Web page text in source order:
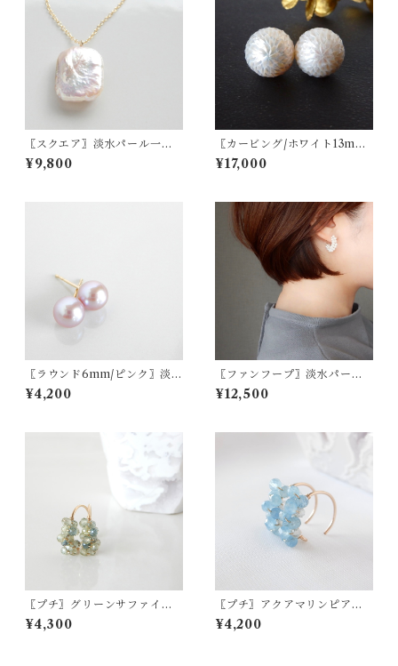
〖スクエア〗淡水パール一粒
ネックレス14kgf【1180】
¥9,800
〖カービング/ホワイト13m
m〗淡水パールスタッドピア
ス/イヤリング 14kgf/SV925
¥17,000
〖ラウンド6mm/ピンク〗淡水
パールスタッドピアス/イヤリ
ング14kgf/SV925【1472】
¥4,200
〖ファンフープ〗淡水パール
ピアス/イヤリング（ホワイ
ト）14kgf【1690】
¥12,500
〖プチ〗グリーンサファイア
ピアス/イヤリング 14kgf 9月
の誕生石【1383】
¥4,300
〖プチ〗アクアマリンピアス/
イヤリング 14kgf 3月誕生石
【1687】
¥4,200